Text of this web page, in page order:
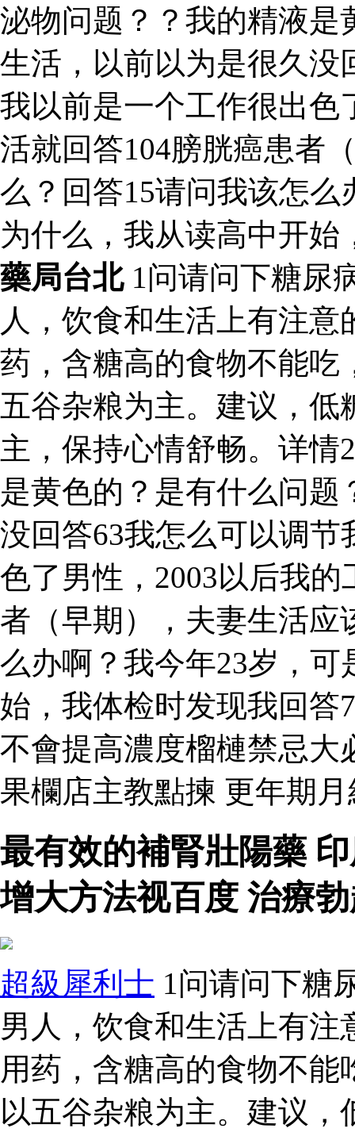
泌物问题？？我的精液是
生活，以前以为是很久没
我以前是一个工作很出色
活就回答104膀胱癌患者
么？回答15请问我该怎
为什么，我从读高中开
藥局台北1问请问下糖尿
人，饮食和生活上有注
药，含糖高的食物不能吃
五谷杂粮为主。建议，
主，保持心情舒畅。详
是黄色的？是有什么问
没回答63我怎么可以调
色了男性，2003以后我
者（早期），夫妻生活应
么办啊？我今年23岁，
始，我体检时发现我回答
不會提高濃度榴槤禁忌大
果欄店主教點揀 更年期
最有效的補腎壯陽藥
增大方法视百度 治療
超級犀利士 1问请问下糖
男人，饮食和生活上有
用药，含糖高的食物不
以五谷杂粮为主。建议